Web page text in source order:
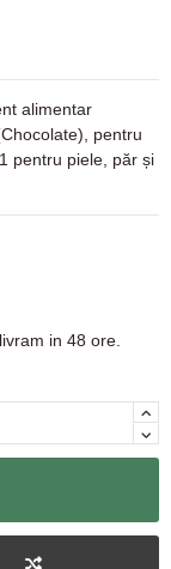
alimentar
pentru
pentru piele, păr și
in 48 ore.